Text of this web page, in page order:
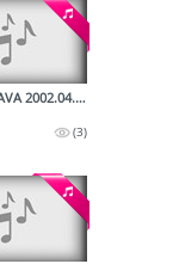
BURTU PĻAVA 2002.04.26.
(3)